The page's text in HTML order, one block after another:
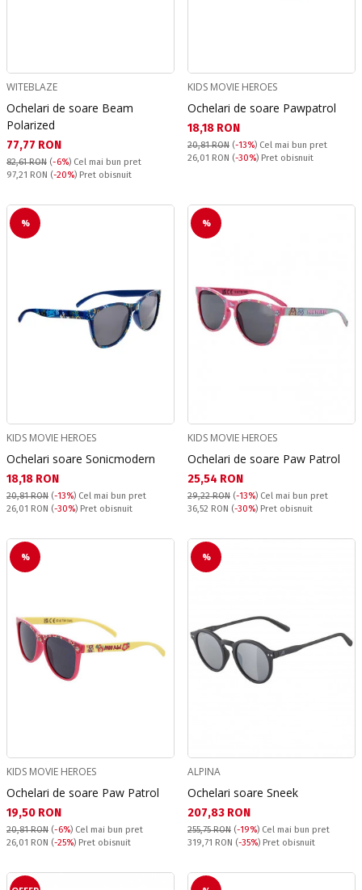
WITEBLAZE
Ochelari de soare Beam
Polarized
Текуща цена:
77,77 RON
82,61 RON (-6%) Cel mai bun pret
Pret obisnuit:
97,21 RON (-20%) Pret obisnuit
KIDS MOVIE HEROES
Ochelari de soare Pawpatrol
Текуща цена:
18,18 RON
20,81 RON (-13%) Cel mai bun pret
Pret obisnuit:
26,01 RON (-30%) Pret obisnuit
%
KIDS MOVIE HEROES
Ochelari soare Sonicmodern
Текуща цена:
18,18 RON
20,81 RON (-13%) Cel mai bun pret
Pret obisnuit:
26,01 RON (-30%) Pret obisnuit
%
KIDS MOVIE HEROES
Ochelari de soare Paw Patrol
Текуща цена:
25,54 RON
29,22 RON (-13%) Cel mai bun pret
Pret obisnuit:
36,52 RON (-30%) Pret obisnuit
%
KIDS MOVIE HEROES
Ochelari de soare Paw Patrol
Текуща цена:
19,50 RON
20,81 RON (-6%) Cel mai bun pret
Pret obisnuit:
26,01 RON (-25%) Pret obisnuit
%
ALPINA
Ochelari soare Sneek
Текуща цена:
207,83 RON
255,75 RON (-19%) Cel mai bun pret
Pret obisnuit:
319,71 RON (-35%) Pret obisnuit